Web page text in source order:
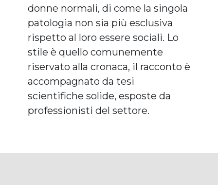
donne normali, di come la singola
patologia non sia più esclusiva
rispetto al loro essere sociali. Lo
stile è quello comunemente
riservato alla cronaca, il racconto è
accompagnato da tesi
scientifiche solide, esposte da
professionisti del settore.